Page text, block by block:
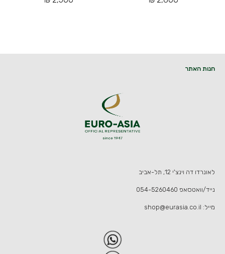
חנות האתר
לאונרדו דה וינצ'י 12, תל-אביב
נייד/וואטסאפ 054-5260460
מייל: shop@eurasia.co.il